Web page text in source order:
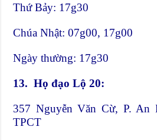
Thứ Bảy: 17g30
Chúa Nhật: 07g00, 17g00
Ngày thường: 17g30
13. Họ đạo Lộ 20:
357 Nguyễn Văn Cừ, P. An
TPCT